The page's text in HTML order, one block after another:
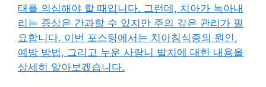
태를 의심해야 할 때입니다. 그런데, 치아가 녹아내
리는 증상은 간과할 수 있지만 주의 깊은 관리가 필
요합니다. 이번 포스팅에서는 치아침식증의 원인,
예방 방법, 그리고 누운 사랑니 발치에 대한 내용을
상세히 알아보겠습니다.